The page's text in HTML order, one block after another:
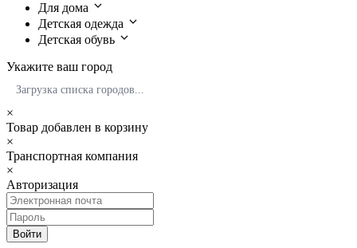
Для дома
Детская одежда
Детская обувь
Укажите ваш город
Загрузка списка городов...
×
Товар добавлен в корзину
×
Транспортная компания
×
Авторизация
Войти